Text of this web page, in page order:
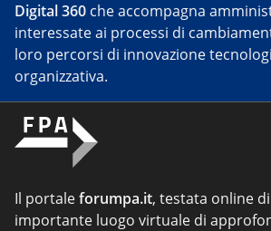
Digital 360 che accompagna
interessate ai processi di
loro percorsi di innovazione
organizzativa.
Il portaleforumpa.it, testata online di
importante luogo virtuale di